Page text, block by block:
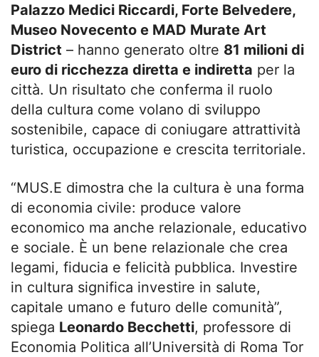
Palazzo Medici Riccardi, Forte Belvedere,
Museo Novecento e MAD Murate Art
District – hanno generato oltre 81 milioni di
euro di ricchezza diretta e indiretta per la
città. Un risultato che conferma il ruolo
della cultura come volano di sviluppo
sostenibile, capace di coniugare attrattività
turistica, occupazione e crescita territoriale.
“MUS.E dimostra che la cultura è una forma
di economia civile: produce valore
economico ma anche relazionale, educativo
e sociale. È un bene relazionale che crea
legami, fiducia e felicità pubblica. Investire
in cultura significa investire in salute,
capitale umano e futuro delle comunità”,
spiega Leonardo Becchetti, professore di
Economia Politica all’Università di Roma Tor